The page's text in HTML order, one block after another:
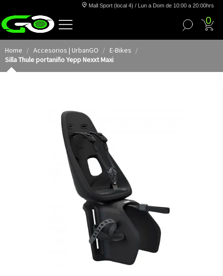
Mall Sport (local 4) / Lun a Dom de 10:00 a 20:00hrs
0
Home Accesorios | UrbanGO
E-Bikes
Silla Thule portaniño Yepp Nexxt Maxi